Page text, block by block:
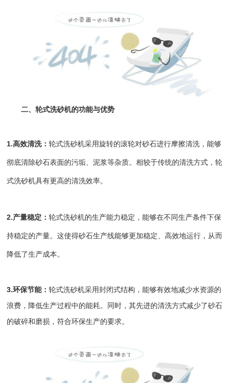
二、轮式洗砂机的功能与优势
1.高效清洗：轮式洗砂机采用旋转的滚轮对砂石进行摩擦清洗，能够
彻底清除砂石表面的污垢、泥浆等杂质。相较于传统的清洗方式，轮
式洗砂机具有更高的清洗效率。
2.产量稳定：轮式洗砂机的生产能力稳定，能够在不同生产条件下保
持稳定的产量。这使得砂石生产线能够更加稳定、高效地运行，从而
降低了生产成本。
3.环保节能：轮式洗砂机采用封闭式结构，能够有效地减少水资源的
浪费，降低生产过程中的能耗。同时，其先进的清洗方式减少了砂石
的破碎和磨损，符合环保生产的要求。